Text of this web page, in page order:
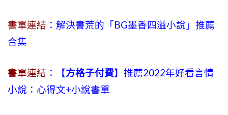
書單連結 ：解決書荒的「BG墨香四溢小說」推薦
合集
書單連結 ：【方格子付費】推薦2022年好看言情
小說：心得文+小說書單